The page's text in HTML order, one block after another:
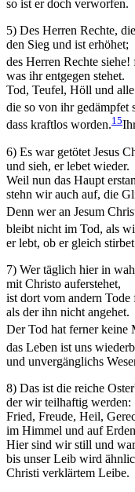
so ist er doch verworfen.
5) Des Herren Rechte,
den Sieg und ist erhöhet;
des Herren Rechte siehe!
was ihr entgegen stehet.
Tod, Teufel, Höll und
die so von ihr gedämpfet
dass kraftlos worden.15
6) Es war getötet Jesus
und sieh, er lebet wieder.
Weil nun das Haupt
stehn wir auch auf, die
Denn wer an Jesum
bleibt nicht im Tod, als
er lebt, ob er gleich
7) Wer täglich hier in
mit Christo auferstehet,
ist dort vom andern Tode
als der ihn nicht angehet.
Der Tod hat ferner keine
das Leben ist uns
und unvergänglichs
8) Das ist die reiche
der wir teilhaftig werden:
Fried, Freude, Heil,
im Himmel und auf
Hier sind wir still und
bis unser Leib wird
Christi verklärtem Leibe.
der Website
auf Basis der
Nutzung
verbessern.
Erfahrung
Damit unsere
während
Ihres Besuchs
so gut wie
möglich
funktioniert.
Wenn Sie
diese Cookies
ablehnen,
einige
Funktionen
von der
Website.
Marketing
Indem Sie uns Ihre
Interessen und Ihr
Verhalten beim
Besuch unserer
Website mitteilen,
erhöhen Sie die
Wahrscheinlichkeit,